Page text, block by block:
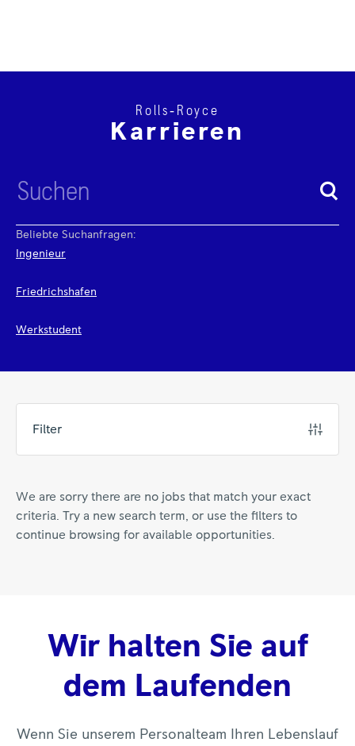
Rolls‑Royce
Karrieren
Beliebte Suchanfragen:
Ingenieur
Friedrichshafen
Werkstudent
Filter
We are sorry there are no jobs that match your exact
criteria. Try a new search term, or use the filters to
continue browsing for available opportunities.
Wir halten Sie auf
dem Laufenden
Wenn Sie unserem Personalteam Ihren Lebenslauf